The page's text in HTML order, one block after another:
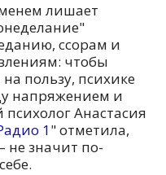
лишает
ссорам и
чтобы
пользу, психике
напряжением и
Анастасия
1" отметила,
не значит по-